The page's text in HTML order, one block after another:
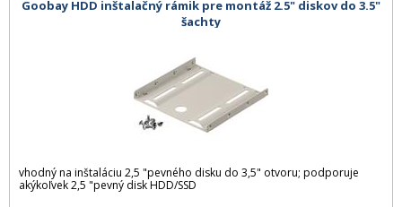
Goobay HDD inštalačný rámik pre montáž 2.5" diskov do 3.5"
šachty
vhodný na inštaláciu 2,5 "pevného disku do 3,5" otvoru; podporuje
akýkoľvek 2,5 "pevný disk HDD/SSD